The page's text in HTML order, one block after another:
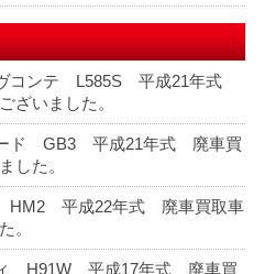
コンテ L585S 平成21年式
ざいました。
ド GB3 平成21年式 廃車買
した。
HM2 平成22年式 廃車買取車
。
H91W 平成17年式 廃車買